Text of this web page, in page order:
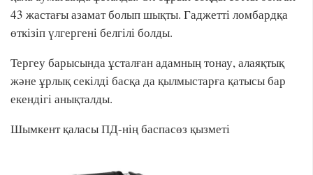
43 жастағы азамат болып шықты. Гаджетті ломбардқа
өткізіп үлгергені белгілі болды.
Тергеу барысында ұсталған адамның тонау, алаяқтық
және ұрлық секілді басқа да қылмыстарға қатысы бар
екендігі анықталды.
Шымкент қаласы ПД-нің баспасөз қызметі